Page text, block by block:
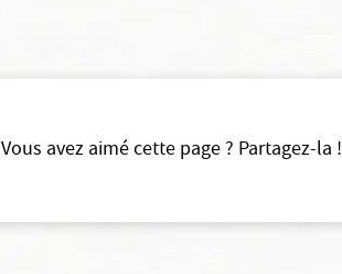
Vous avez aimé cette page ? Partagez-la !